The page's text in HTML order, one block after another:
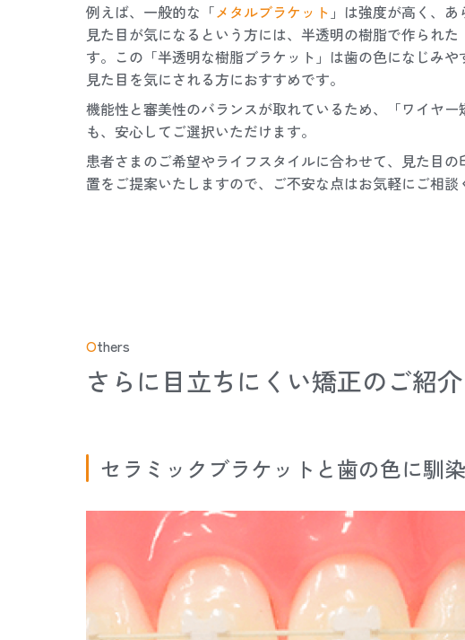
例えば、一般的な「メタルブラケット 」は強度が高く、
見た目が気になるという方には、半透明の樹脂で作られた
す。この「半透明な樹脂ブラケット」は歯の色になじみ
見た目を気にされる方におすすめです。
機能性と審美性のバランスが取れているため、「ワイヤ
も、安心してご選択いただけます。
患者さまのご希望やライフスタイルに合わせて、見た目
置をご提案いたしますので、ご不安な点はお気軽にご相談
Others
さらに目立ちにくい矯正のご紹介
セラミックブラケットと歯の色に馴